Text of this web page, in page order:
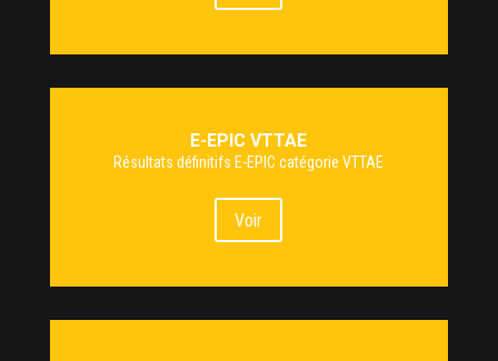
E-EPIC VTTAE
Résultats définitifs E-EPIC catégorie VTTAE
Voir